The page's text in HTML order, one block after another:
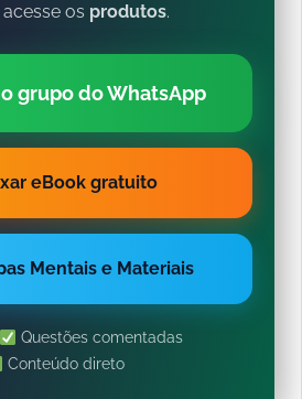
acesse os produtos.
grupo do WhatsApp
eBook gratuito
Mentais e Materiais
Questões comentadas
Conteúdo direto